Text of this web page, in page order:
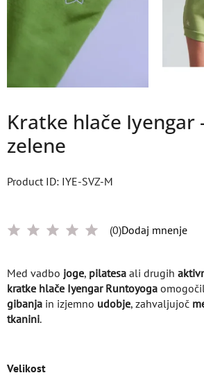
Kratke hlače Iyengar
zelene
Product ID: IYE-SVZ-M
(0)Dodaj mnenje
Med vadbo joge, pilatesa ali drugih
kratke hlače Iyengar Runtoyoga
gibanja in izjemno udobje, zahvaljujoč
tkanini.
Velikost